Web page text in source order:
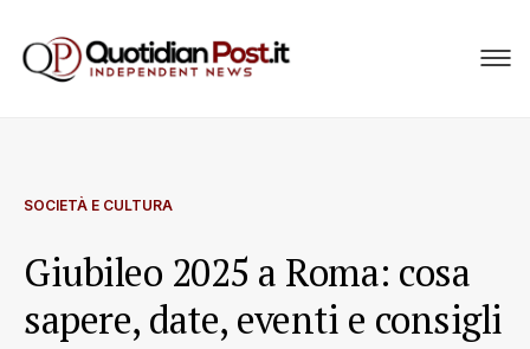
SOCIETÀ E CULTURA
Giubileo 2025 a Roma: cosa
sapere, date, eventi e consigli